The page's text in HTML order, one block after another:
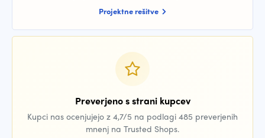
Projektne rešitve
Preverjeno s strani kupcev
Kupci nas ocenjujejo z 4,7/5 na podlagi 485 preverjenih
mnenj na Trusted Shops.